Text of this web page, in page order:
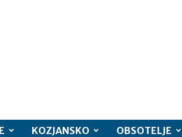
KOZJANSKO OBSOTELJE